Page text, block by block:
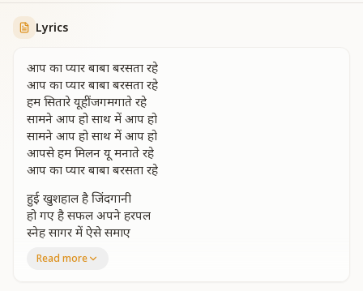
Lyrics
आप का प्यार बाबा बरसता रहे
आप का प्यार बाबा बरसता रहे
हम सितारे यूहीं जगमगाते रहे
सामने आप हो साथ में आप हो
सामने आप हो साथ में आप हो
आपसे हम मिलन यू मनाते रहे
आप का प्यार बाबा बरसता रहे
हुई खुशहाल है जिंदगानी
हो गए है सफल अपने हरपल
स्नेह सागर में ऐसे समाए
यूंही वरदानों का हाथ सिर पर रहे
Read more